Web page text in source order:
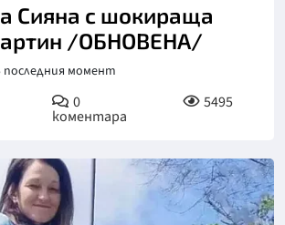
Сияна с шокираща
/ОБНОВЕНА/
последния момент
0
коментара
5495